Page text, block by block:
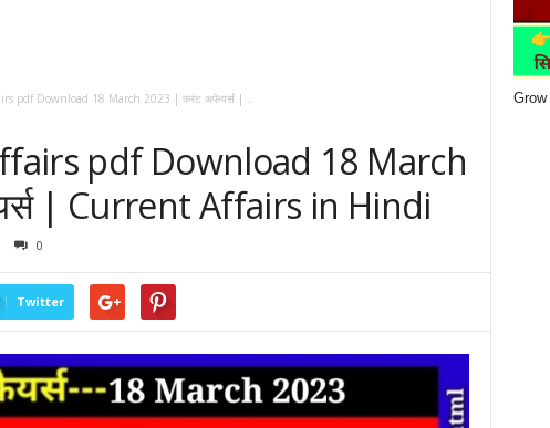
pdf Download 18 March 2023 | करंट अफेयर्स |...
pdf Download 18 March
| Current Affairs in Hindi
0
Twitter